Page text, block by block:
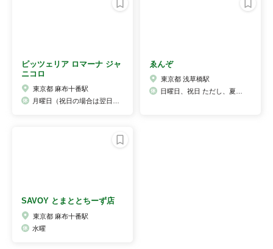
ピッツェリア ロマーナ ジャ
ニコロ
東京都 麻布十番駅
ゑんぞ
東京都 浅草橋駅
SAVOY とまととちーず店
東京都 麻布十番駅
水曜